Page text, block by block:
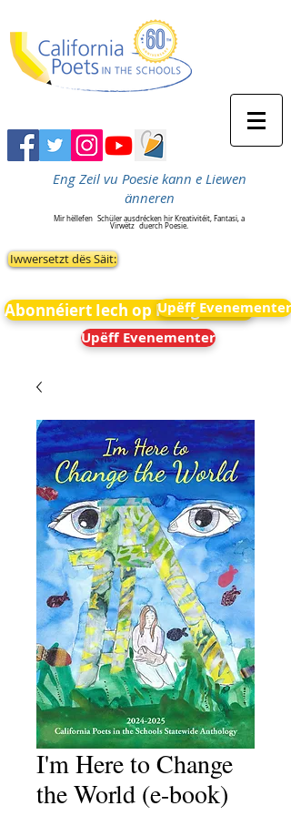
Eng Zeil vu Poesie kann e Liewen
änneren
Mir hëllefen Schüler ausdrécken hir Kreativitéit, Fantasi, a
Virwëtz duerch Poesie.
Iwwersetzt dës Säit:
Abonnéiert Iech op Neiegkeeten
Upëff Evenementer
Upëff Evenementer
I'm Here to Change
the World (e-book)